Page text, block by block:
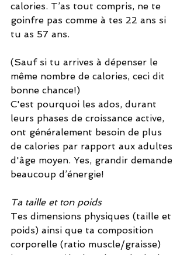
calories. T’as tout compris, ne te
goinfre pas comme à tes 22 ans si
tu as 57 ans.
(Sauf si tu arrives à dépenser le
même nombre de calories, ceci dit
bonne chance!)
C'est pourquoi les ados, durant
leurs phases de croissance active,
ont généralement besoin de plus
de calories par rapport aux adultes
d'âge moyen. Yes, grandir demande
beaucoup d’énergie!
Ta taille et ton poids
Tes dimensions physiques (taille et
poids) ainsi que ta composition
corporelle (ratio muscle/graisse)